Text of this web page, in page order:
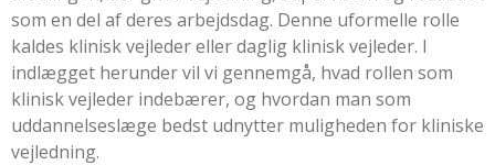
som en del af deres arbejdsdag. Denne uformelle rolle
kaldes klinisk vejleder eller daglig klinisk vejleder. I
indlægget herunder vil vi gennemgå, hvad rollen som
klinisk vejleder indebærer, og hvordan man som
uddannelseslæge bedst udnytter muligheden for kliniske
vejledning.